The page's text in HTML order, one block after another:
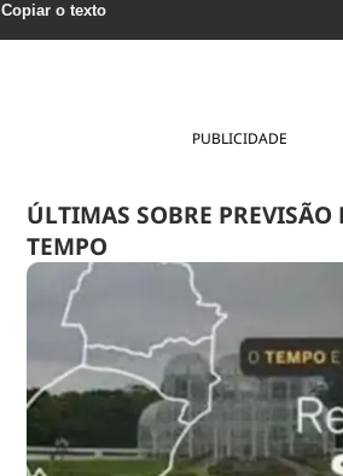
Copiar o texto
PUBLICIDADE
ÚLTIMAS SOBRE PREVISÃO
TEMPO